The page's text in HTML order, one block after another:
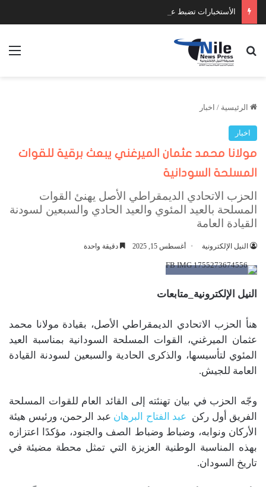
الأستخبارات تضبط عدد كبير من السلاح والمخدرات
بحث عن
الرئيسية / اخبار
اخبار
مولانا محمد عثمان الميرغني يبعث برقية للقوات
المسلحة السودانية
الحزب الاتحادي الديمقراطي الأصل يهنئ القوات
المسلحة بالعيد المئوي والعيد الحادي والسبعين لسودنة
القيادة العامة
النيل الإلكترونية أغسطس 15, 2025 دقيقة واحدة
النيل الإلكترونية_متابعات
هنأ الحزب الاتحادي الديمقراطي الأصل، بقيادة مولانا محمد
عثمان الميرغني، القوات المسلحة السودانية بمناسبة العيد
المئوي لتأسيسها، والذكرى الحادية والسبعين لسودنة القيادة
العامة للجيش.
وجّه الحزب في بيان تهنئته إلى القائد العام للقوات المسلحة
الفريق أول ركن عبد الفتاح البرهان عبد الرحمن، ورئيس هيئة
الأركان ونوابه، وضباط وضباط الصف والجنود، مؤكدًا اعتزازه
بهذه المناسبة الوطنية العزيزة التي تمثل محطة مضيئة في
تاريخ السودان.